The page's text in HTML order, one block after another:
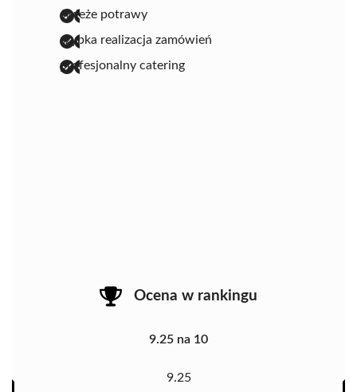
świeże potrawy
szybka realizacja zamówień
profesjonalny catering
Ocena w rankingu
9.25 na 10
9.25